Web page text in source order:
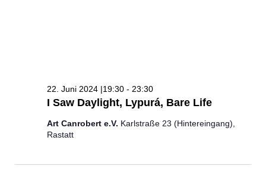
I Saw Daylight, Lypurá, Bare Life
22. Juni 2024 |19:30 - 23:30
Art Canrobert e.V. Karlstraße 23 (Hintereingang),
Rastatt